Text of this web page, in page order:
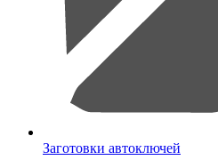
Заготовки автоключей